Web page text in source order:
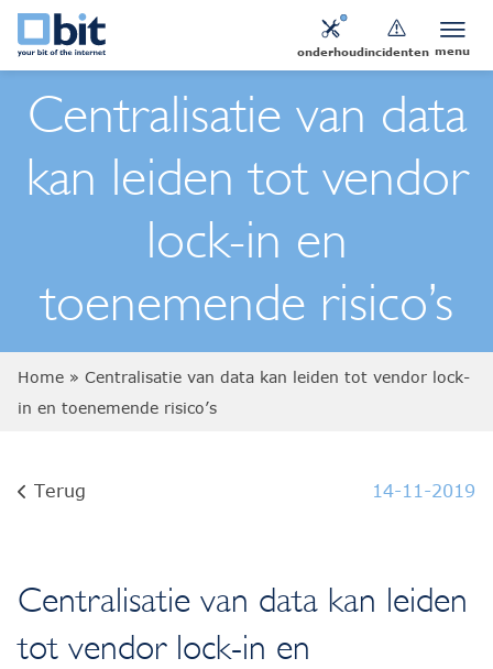
onderhoudincidenten menu
Centralisatie van data
kan leiden tot vendor
lock-in en
toenemende risico’s
Home » Centralisatie van data kan leiden tot vendor lock-
in en toenemende risico’s
Terug 14-11-2019
Centralisatie van data kan leiden
tot vendor lock-in en